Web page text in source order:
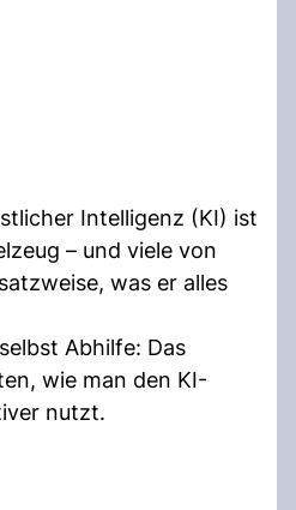
Intelligenz (KI) ist
– und viele von
was er alles
Abhilfe: Das
wie man den KI-
nutzt.